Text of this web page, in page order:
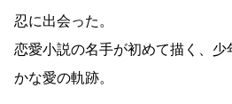
忍に出会った。
恋愛小説の名手が初めて描く、少
かな愛の軌跡。